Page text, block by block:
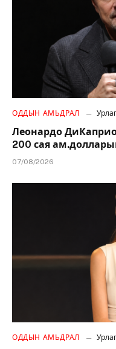
ОДДЫН АМЬДРАЛ Урлаг
Леонардо
200 сая
07/08/2026
ОДДЫН АМЬДРАЛ Урлаг